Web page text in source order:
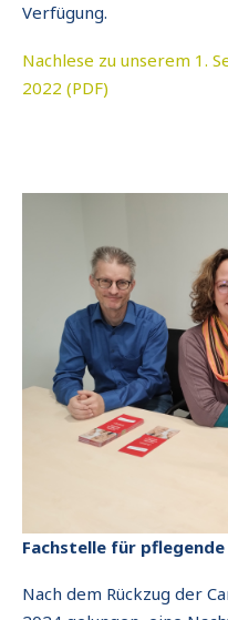
Verfügung.
Nachlese zu unserem 1.
2022 (PDF)
Fachstelle für
Nach dem Rückzug der